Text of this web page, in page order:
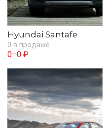
Hyundai Santafe
0 в продаже
0–0 ₽